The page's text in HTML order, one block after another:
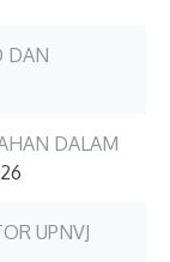
DAN
DALAM
UPNVJ